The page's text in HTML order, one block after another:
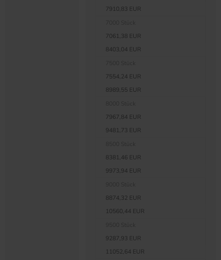
7910,83 EUR
7061,38 EUR
8403,04 EUR
7554,24 EUR
8989,55 EUR
7967,84 EUR
9481,73 EUR
8381,46 EUR
9973,94 EUR
8874,32 EUR
10560,44 EUR
9287,93 EUR
11052,64 EUR